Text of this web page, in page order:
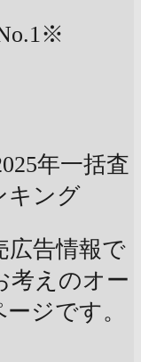
※
年一括査
キング
広告情報で
考えのオー
ジです。